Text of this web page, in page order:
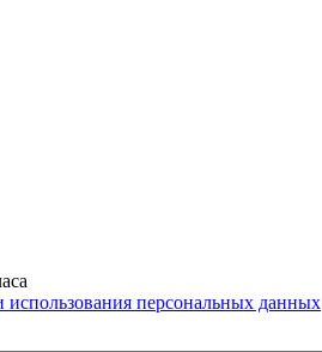
использования персональных данных